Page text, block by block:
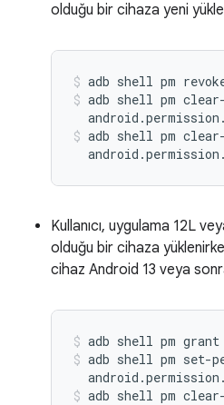
olduğu bir cihaza yeni
adb shell pm
adb shell pm
adb shell pm
Kullanıcı, uygulama 12L
olduğu bir cihaza
cihaz Android 13 veya
adb shell pm grant
adb shell pm set-
adb shell pm